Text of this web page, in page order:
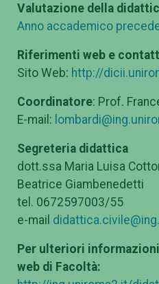
Valutazione della
Anno accademico
Riferimenti web e
Sito Web: http://
Coordinatore: Prof.
E-mail:
Segreteria didattica
dott.ssa Maria Luisa
Beatrice Giambenedetti
tel. 0672597003/55
e-mail
Per ulteriori
web di Facoltà: